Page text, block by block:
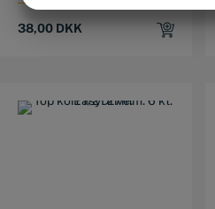
38,00 DKK MARKETING